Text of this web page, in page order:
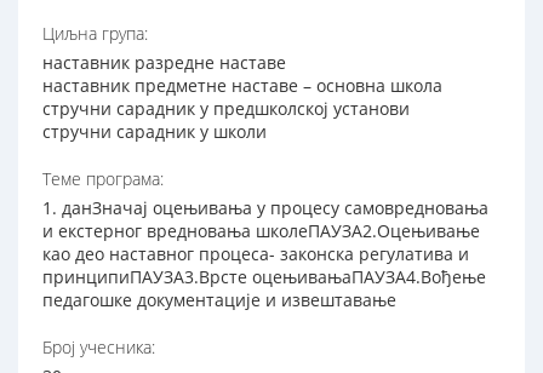
Циљна група:
наставник разредне наставе
наставник предметне наставе – основна школа
стручни сарадник у предшколској установи
стручни сарадник у школи
Теме програма:
1. данЗначај оцењивања у процесу самовредновања
и екстерног вредновања школеПАУЗА2.Оцењивање
као део наставног процеса- законска регулатива и
принципиПАУЗА3.Врсте оцењивањаПАУЗА4.Вођење
педагошке документације и извештавање
Број учесника: